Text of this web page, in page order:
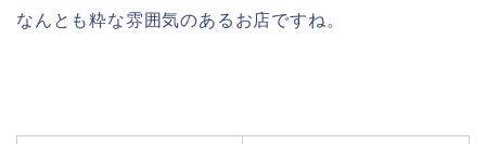
なんとも粋な雰囲気のあるお店ですね。